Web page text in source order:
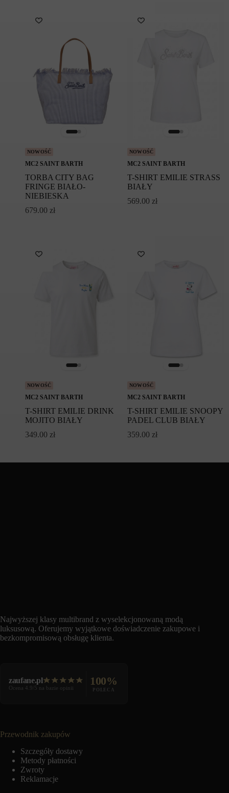
NOWOŚĆ
MC2 SAINT BARTH
TORBA CITY BAG
FRINGE BIAŁO-
NIEBIESKA
679.00 zł
NOWOŚĆ
MC2 SAINT BARTH
T-SHIRT EMILIE STRASS
BIAŁY
569.00 zł
NOWOŚĆ
MC2 SAINT BARTH
T-SHIRT EMILIE DRINK
MOJITO BIAŁY
349.00 zł
NOWOŚĆ
MC2 SAINT BARTH
T-SHIRT EMILIE SNOOPY
PADEL CLUB BIAŁY
359.00 zł
Najwyższej klasy multibrand z wyselekcjonowaną modą
luksusową. Oferujemy wyjątkowe doświadczenie zakupowe i
bezkompromisową obsługę klienta.
zaufane.pl
Ocena 4.9/5 na bazie opinii
100%
POLECA
Przewodnik zakupów
Szczegóły dostawy
Metody płatności
Zwroty
Reklamacje